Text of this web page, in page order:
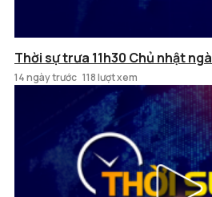
Thời sự trưa 11h30 Chủ nhật
14 ngày trước 118 lượt xem